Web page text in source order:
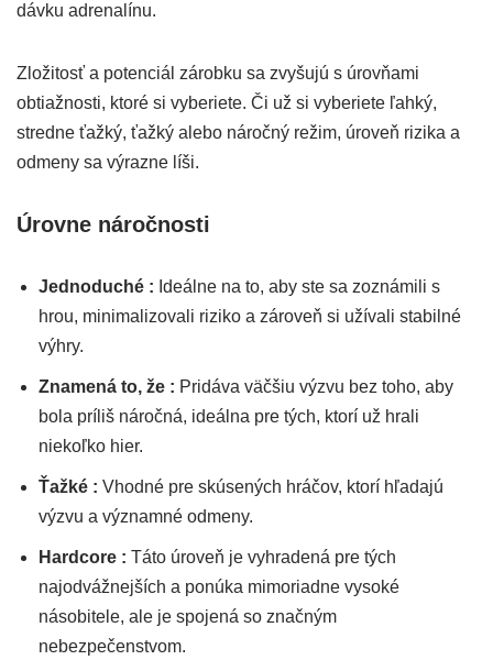
dávku adrenalínu.
Zložitosť a potenciál zárobku sa zvyšujú s úrovňami
obtiažnosti, ktoré si vyberiete. Či už si vyberiete ľahký,
stredne ťažký, ťažký alebo náročný režim, úroveň rizika a
odmeny sa výrazne líši.
Úrovne náročnosti
Jednoduché : Ideálne na to, aby ste sa zoznámili s
hrou, minimalizovali riziko a zároveň si užívali stabilné
výhry.
Znamená to, že : Pridáva väčšiu výzvu bez toho, aby
bola príliš náročná, ideálna pre tých, ktorí už hrali
niekoľko hier.
Ťažké : Vhodné pre skúsených hráčov, ktorí hľadajú
výzvu a významné odmeny.
Hardcore : Táto úroveň je vyhradená pre tých
najodvážnejších a ponúka mimoriadne vysoké
násobitele, ale je spojená so značným
nebezpečenstvom.